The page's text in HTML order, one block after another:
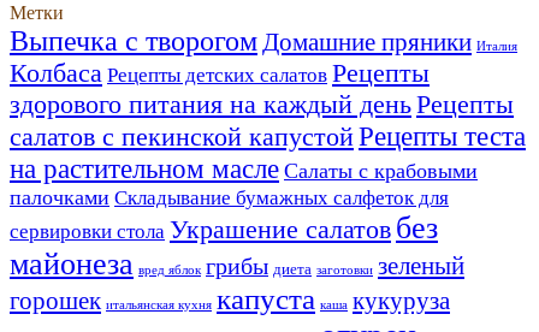
Метки
Выпечка с творогомДомашние пряники Италия
Колбаса Рецепты детских салатов Рецепты
здорового питания на каждый деньРецепты
салатов с пекинской капустойРецепты теста
на растительном масле Салаты с крабовыми
палочками Складывание бумажных салфеток для
сервировки стола Украшение салатов без
майонеза вред яблок грибы диета заготовки зеленый
горошек итальянская кухня капуста каша кукуруза